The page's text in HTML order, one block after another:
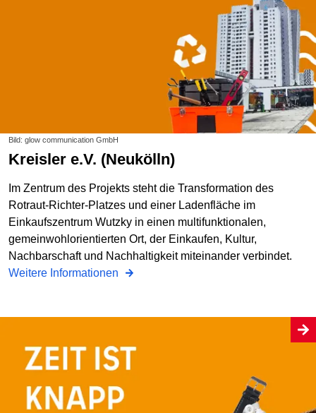
Bild: glow communication GmbH
Kreisler e.V. (Neukölln)
Im Zentrum des Projekts steht die Transformation des
Rotraut-Richter-Platzes und einer Ladenfläche im
Einkaufszentrum Wutzky in einen multifunktionalen,
gemeinwohlorientierten Ort, der Einkaufen, Kultur,
Nachbarschaft und Nachhaltigkeit miteinander verbindet.
Weitere Informationen